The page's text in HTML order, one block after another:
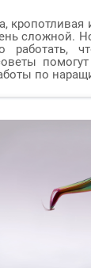
кропотливая
сложной.
работать,
по